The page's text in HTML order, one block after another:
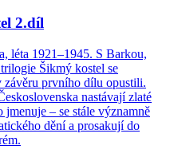
2.díl
léta 1921–1945. S Barkou,
Šikmý kostel se
závěru prvního dílu opustili.
nastávají zlaté
– se stále významně
dění a prosakují do